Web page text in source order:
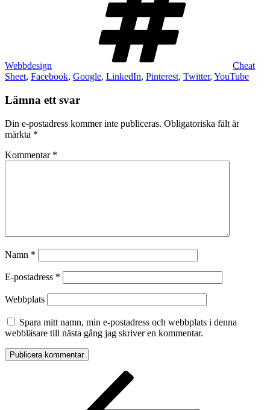
Webbdesign
Cheat
Sheet, Facebook, Google, LinkedIn, Pinterest, Twitter, YouTube
Lämna ett svar
Din e-postadress kommer inte publiceras. Obligatoriska fält är
märkta *
Kommentar *
Namn *
E-postadress *
Webbplats
Spara mitt namn, min e-postadress och webbplats i denna
webbläsare till nästa gång jag skriver en kommentar.
Inläggsnavigering